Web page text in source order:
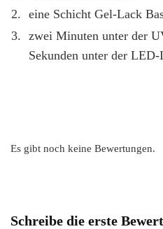
eine Schicht Gel-Lack
zwei Minuten unter der
Sekunden unter der LED-
Es gibt noch keine Bewertungen.
Schreibe die erste